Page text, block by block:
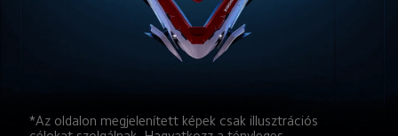
*Az oldalon megjelenített képek csak illusztrációs